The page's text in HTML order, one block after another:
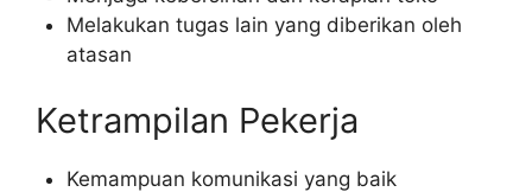
Melakukan tugas lain yang diberikan oleh
atasan
Ketrampilan Pekerja
Kemampuan komunikasi yang baik